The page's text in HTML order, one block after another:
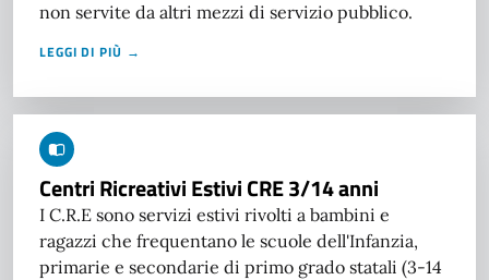
non servite da altri mezzi di servizio pubblico.
LEGGI DI PIÙ →
Centri Ricreativi Estivi CRE 3/14 anni
I C.R.E sono servizi estivi rivolti a bambini e
ragazzi che frequentano le scuole dell'Infanzia,
primarie e secondarie di primo grado statali (3-14